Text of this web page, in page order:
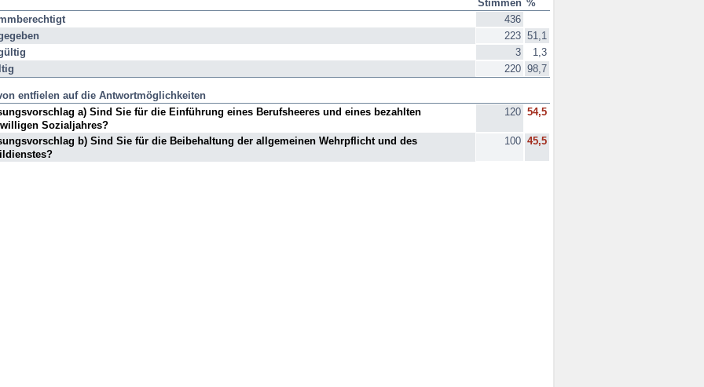
Stimmen %
436
223 51,1
3
1,3
220 98,7
entfielen auf die Antwortmöglichkeiten
a) Sind Sie für die Einführung eines Berufsheeres und eines bezahlten
Sozialjahres?
120 54,5
b) Sind Sie für die Beibehaltung der allgemeinen Wehrpflicht und des
100 45,5